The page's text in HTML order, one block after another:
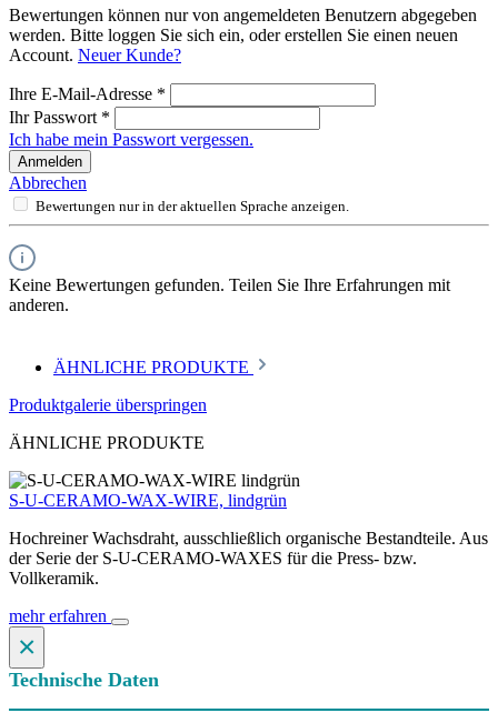
Bewertungen können nur von angemeldeten Benutzern abgegeben
werden. Bitte loggen Sie sich ein, oder erstellen Sie einen neuen
Account. Neuer Kunde?
Ihre E-Mail-Adresse *
Ihr Passwort *
Ich habe mein Passwort vergessen.
Anmelden
Abbrechen
Bewertungen nur in der aktuellen Sprache anzeigen.
Keine Bewertungen gefunden. Teilen Sie Ihre Erfahrungen mit
anderen.
ÄHNLICHE PRODUKTE
Produktgalerie überspringen
ÄHNLICHE PRODUKTE
S-U-CERAMO-WAX-WIRE, lindgrün
Hochreiner Wachsdraht, ausschließlich organische Bestandteile. Aus
der Serie der S-U-CERAMO-WAXES für die Press- bzw.
Vollkeramik.
mehr erfahren
×
Technische Daten